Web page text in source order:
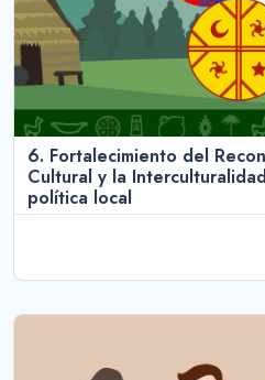
6. Fortalecimiento del
Cultural y la
política local